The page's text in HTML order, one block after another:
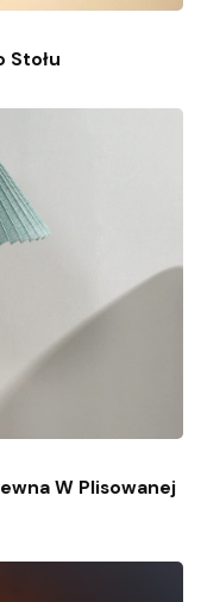
Stołu
W Plisowanej